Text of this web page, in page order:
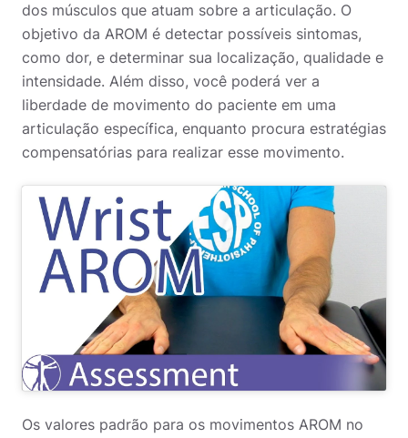
dos músculos que atuam sobre a articulação. O
objetivo da AROM é detectar possíveis sintomas,
como dor, e determinar sua localização, qualidade e
intensidade. Além disso, você poderá ver a
liberdade de movimento do paciente em uma
articulação específica, enquanto procura estratégias
compensatórias para realizar esse movimento.
Os valores padrão para os movimentos AROM no